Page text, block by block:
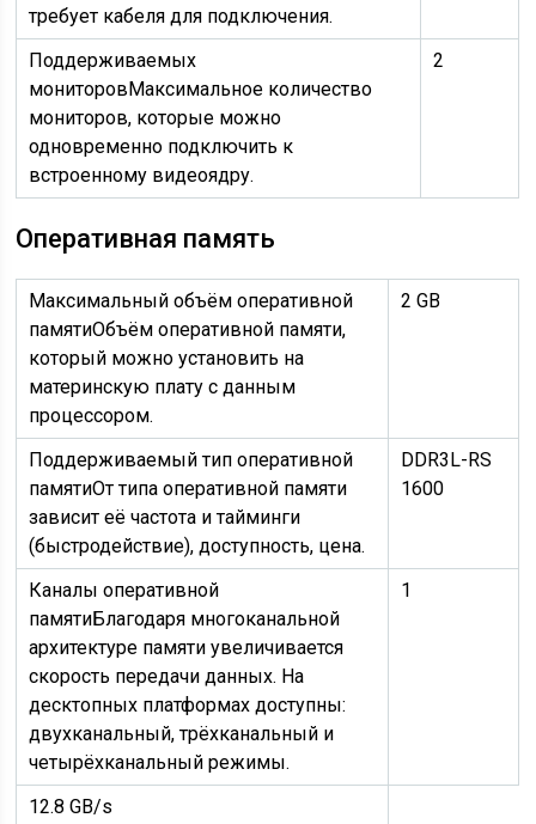
требует кабеля для подключения.
Поддерживаемых
мониторовМаксимальное количество
мониторов, которые можно
одновременно подключить к
встроенному видеоядру.
2
Оперативная память
Максимальный объём оперативной
памятиОбъём оперативной памяти,
который можно установить на
материнскую плату с данным
процессором.
2 GB
Поддерживаемый тип оперативной
памятиОт типа оперативной памяти
зависит её частота и тайминги
(быстродействие), доступность, цена.
DDR3L-RS
1600
Каналы оперативной
памятиБлагодаря многоканальной
архитектуре памяти увеличивается
скорость передачи данных. На
десктопных платформах доступны:
двухканальный, трёхканальный и
четырёхканальный режимы.
1
12.8 GB/s